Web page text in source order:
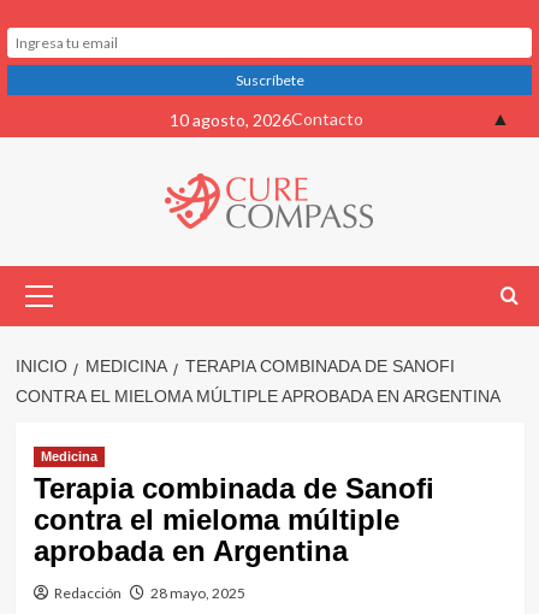
al
10 agosto, 2026Contacto
primario
INICIO MEDICINA
TERAPIA COMBINADA DE SANOFI
CONTRA EL MIELOMA MÚLTIPLE APROBADA EN ARGENTINA
Medicina
Terapia combinada de Sanofi
contra el mieloma múltiple
aprobada en Argentina
Redacción 28 mayo, 2025
▲